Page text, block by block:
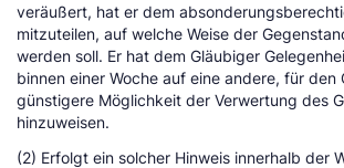
veräußert, hat er dem
mitzuteilen, auf welche Weise der
werden soll. Er hat dem Gläubiger
binnen einer Woche auf eine andere, für den
günstigere Möglichkeit der Verwertung des
hinzuweisen.
(2) Erfolgt ein solcher Hinweis innerhalb der